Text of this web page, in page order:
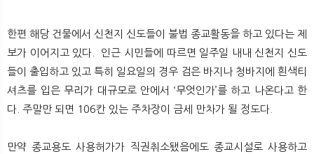
한편 해당 건물에서 신천지 신도들이 불법 종교활동을 하고 있다는 제
보가 이어지고 있다. 인근 시민들에 따르면 일주일 내내 신천지 신도
들이 출입하고 있고 특히 일요일의 경우 검은 바지나 청바지에 흰색티
셔츠를 입은 무리가 대규모로 안에서 ‘무엇인가’를 하고 나온다고 한
다. 주말만 되면 106칸 있는 주차장이 금세 만차가 될 정도다.
만약 종교용도 사용허가가 직권취소됐음에도 종교시설로 사용하고